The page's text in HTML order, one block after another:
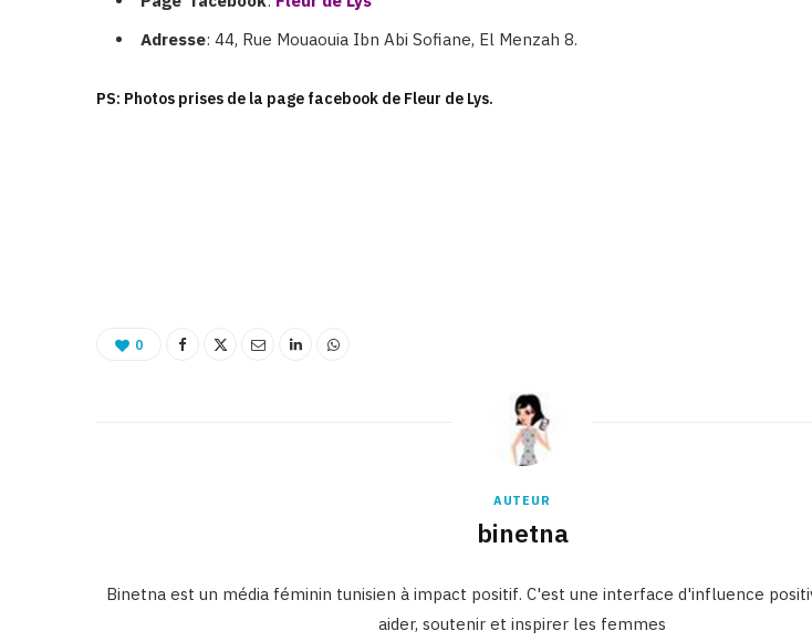
Adresse: 44, Rue Mouaouia Ibn Abi Sofiane, El Menzah 8.
PS: Photos prises de la page facebook de Fleur de Lys.
0
AUTEUR
binetna
Binetna est un média féminin tunisien à impact positif. C'est une interface d'influence
aider, soutenir et inspirer les femmes